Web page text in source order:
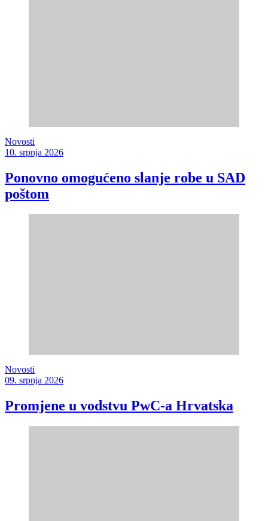
Novosti
10. srpnja 2026
Ponovno omogućeno slanje robe u SAD
poštom
Novosti
09. srpnja 2026
Promjene u vodstvu PwC-a Hrvatska